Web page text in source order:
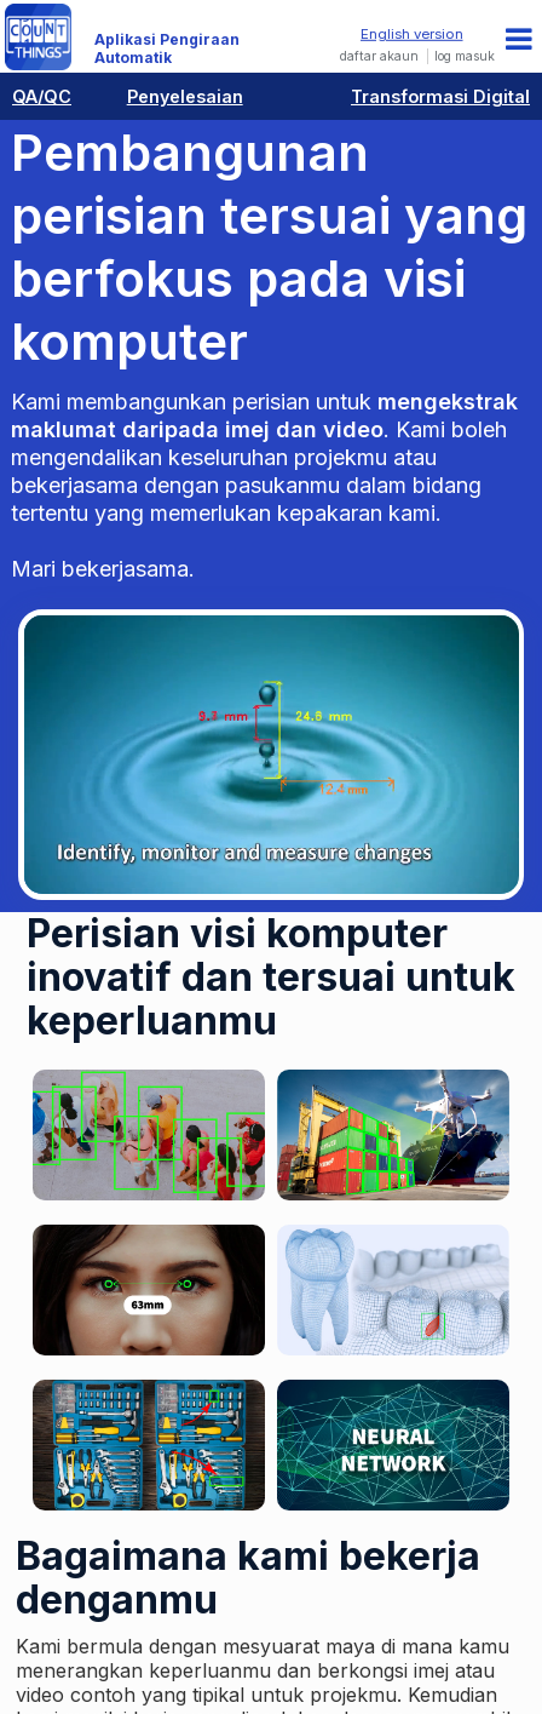
Aplikasi Pengiraan
Automatik
daftar akaun log masuk
QA/QC Penyelesaian Transformasi Digital
Pembangunan
perisian tersuai yang
berfokus pada visi
komputer
Kami membangunkan perisian untuk mengekstrak
maklumat daripada imej dan video. Kami boleh
mengendalikan keseluruhan projekmu atau
bekerjasama dengan pasukanmu dalam bidang
tertentu yang memerlukan kepakaran kami.
Mari bekerjasama.
Perisian visi komputer
inovatif dan tersuai untuk
keperluanmu
Bagaimana kami bekerja
denganmu
Kami bermula dengan mesyuarat maya di mana kamu
menerangkan keperluanmu dan berkongsi imej atau
video contoh yang tipikal untuk projekmu. Kemudian